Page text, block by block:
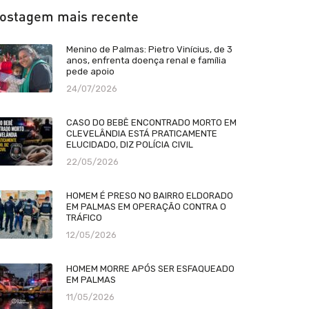
mais recente
Menino de Palmas: Pietro Vinícius, de 3
anos, enfrenta doença renal e família
pede apoio
24/07/2026
CASO DO BEBÊ ENCONTRADO MORTO EM
CLEVELÂNDIA ESTÁ PRATICAMENTE
ELUCIDADO, DIZ POLÍCIA CIVIL
22/05/2026
HOMEM É PRESO NO BAIRRO ELDORADO
EM PALMAS EM OPERAÇÃO CONTRA O
TRÁFICO
12/05/2026
HOMEM MORRE APÓS SER ESFAQUEADO
EM PALMAS
11/05/2026